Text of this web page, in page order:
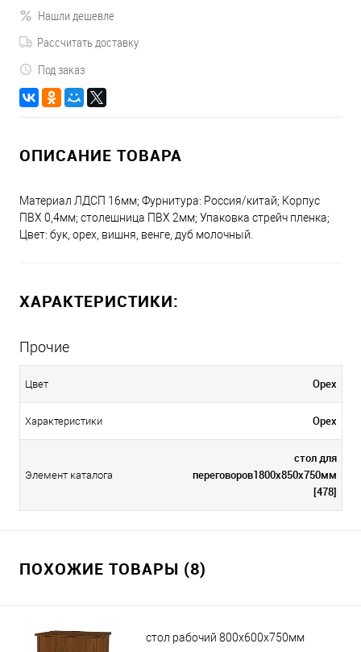
Нашли дешевле
Рассчитать доставку
Под заказ
ОПИСАНИЕ ТОВАРА
Материал ЛДСП 16мм; Фурнитура: Россия/китай; Корпус
ПВХ 0,4мм; столешница ПВХ 2мм; Упаковка стрейч пленка;
Цвет: бук, орех, вишня, венге, дуб молочный.
ХАРАКТЕРИСТИКИ:
Прочие
Цвет Орех
Характеристики Орех
Элемент каталога
стол для
переговоров1800х850х750мм
[478]
ПОХОЖИЕ ТОВАРЫ (8)
стол рабочий 800х600х750мм